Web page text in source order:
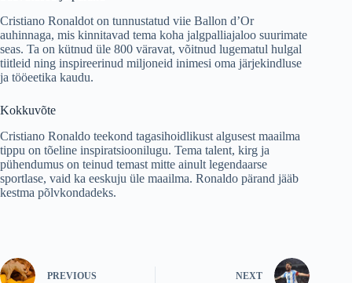
Cristiano Ronaldot on tunnustatud viie Ballon d’Or
auhinnaga, mis kinnitavad tema koha jalgpalliajaloo suurimate
seas. Ta on kütnud üle 800 väravat, võitnud lugematul hulgal
tiitleid ning inspireerinud miljoneid inimesi oma järjekindluse
ja tööeetika kaudu.
Kokkuvõte
Cristiano Ronaldo teekond tagasihoidlikust algusest maailma
tippu on tõeline inspiratsioonilugu. Tema talent, kirg ja
pühendumus on teinud temast mitte ainult legendaarse
sportlase, vaid ka eeskuju üle maailma. Ronaldo pärand jääb
kestma põlvkondadeks.
PREVIOUS NEXT